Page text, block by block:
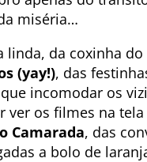
miséria…
da coxinha do
(yay!), das
incomodar os
ver os filmes na
Camarada, das
a bolo de